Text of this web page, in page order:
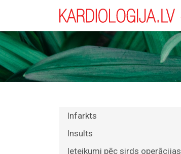
Infarkts
Insults
Ieteikumi pēc sirds operācijas